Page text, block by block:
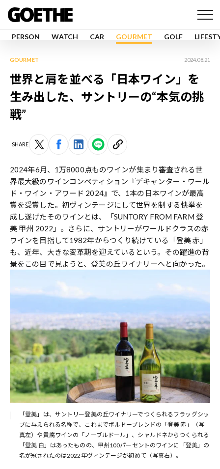
PERSON WATCH CAR GOURMET GOLF
GOURMET 2024.08.21
世界と肩を並べる「日本ワイン」を
生み出した、サントリーの“本気の挑
戦”
SHARE
2024年6月、1万8000点ものワインが集まり審査される世
界最大級のワインコンペティション『デキャンター・ワール
ド・ワイン・アワード 2024』で、1本の日本ワインが最高
賞を受賞した。初ヴィンテージにして世界を制する快挙を
成し遂げたそのワインとは、「SUNTORY FROM FARM 登
美 甲州 2022」。さらに、サントリーがワールドクラスの赤
ワインを目指して1982年からつくり続けている「登美 赤」
も、近年、大きな変革期を迎えているという。その躍進の背
景をこの目で見ようと、登美の丘ワイナリーへと向かった。
「登美」は、サントリー登美の丘ワイナリーでつくられるフラッグシッ
プに与えられる名称で、これまでボルドーブレンドの「登美 赤」（写
真左）や貴腐ワインの「ノーブルドール」、シャルドネからつくられる
「登美 白」はあったものの、甲州100パーセントのワインに「登美」の
名が冠されたのは2022年ヴィンテージが初めて（写真右）。